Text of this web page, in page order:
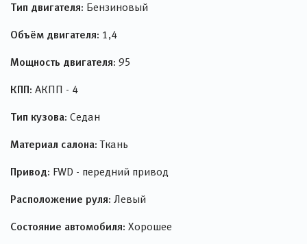
Тип двигателя: Бензиновый
Объём двигателя: 1,4
Мощность двигателя: 95
КПП: АКПП - 4
Тип кузова: Седан
Материал салона: Ткань
Привод: FWD - передний привод
Расположение руля: Левый
Состояние автомобиля: Хорошее